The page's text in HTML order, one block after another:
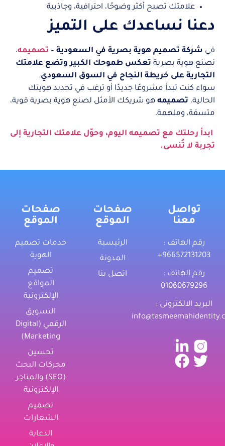
علامتك تصبح أكثر وضوحًا، احترافية، وجاذبية
دعنا نساعدك على التميز
في شركة تصميم هوية بصرية في السعودية – تصميمه،
نصنع هوية بصرية تعكس طموحك الكبير وتضع علامتك
التجارية على خريطة النجاح في السوق السعودي.
سواء كنت تبدأ مشروعًا جديدًا أو ترغب في تجديد هويتك
الحالية، تصميمه هو شريكك الأمثل لصنع هوية بصرية قوية،
متسقة، وملهمة.
ابدأ رحلتك مع تصميمه اليوم، وحوّل علامتك التجارية إلى
تجربة لا تُنسى.
تواصل
معنا
رقم الهاتف :
‎+966572131203
رقم الهاتف :
01060679296
البريد الالكترونى :
صفحات
الموقع
الرئيسية
المدونة
اتصل بنا
صفحات
الموقع
خدمات تصميم
الهوية
تصميم
المواقع
الإلكترونية
التسويق
الرقمي (Digital
Marketing)
تحسين
محركات البحث
(SEO) والمتاجر
الإلكترونية
تصميم
الشعارات
الدعاية